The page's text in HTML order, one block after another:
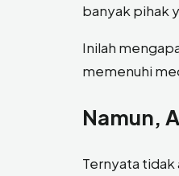
banyak pihak
Inilah
memenuhi
Namun,
Ternyata tidak